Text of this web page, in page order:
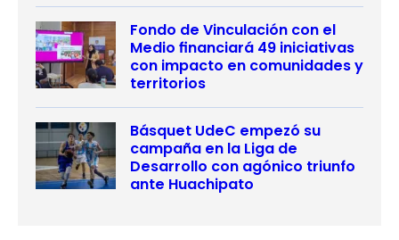
Fondo de Vinculación con el
Medio financiará 49 iniciativas
con impacto en comunidades y
territorios
Básquet UdeC empezó su
campaña en la Liga de
Desarrollo con agónico triunfo
ante Huachipato